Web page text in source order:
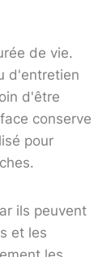
de vie.
d'entretien
d'être
conserve
pour
ils peuvent
et les